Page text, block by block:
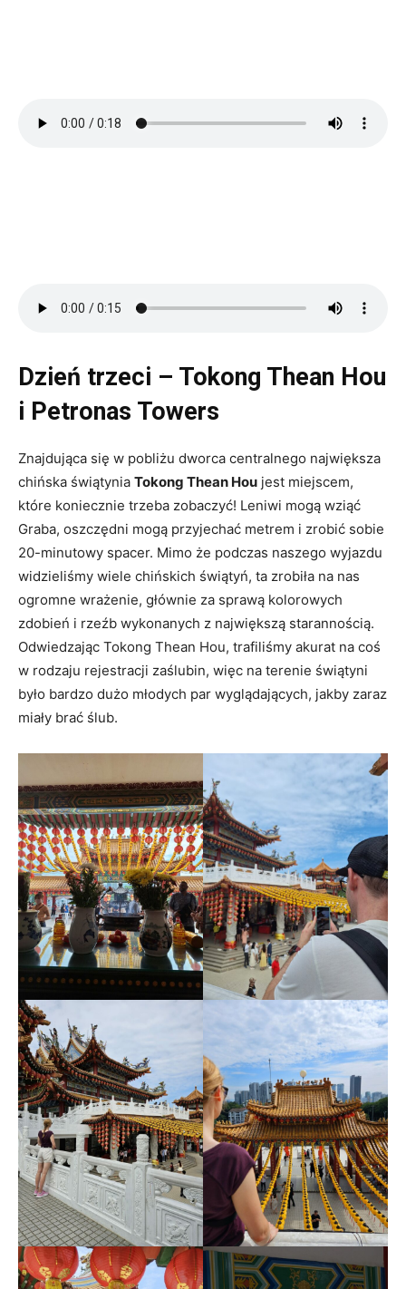
Dzień trzeci – Tokong Thean Hou
i Petronas Towers
Znajdująca się w pobliżu dworca centralnego największa
chińska świątynia Tokong Thean Hou jest miejscem,
które koniecznie trzeba zobaczyć! Leniwi mogą wziąć
Graba, oszczędni mogą przyjechać metrem i zrobić sobie
20-minutowy spacer. Mimo że podczas naszego wyjazdu
widzieliśmy wiele chińskich świątyń, ta zrobiła na nas
ogromne wrażenie, głównie za sprawą kolorowych
zdobień i rzeźb wykonanych z największą starannością.
Odwiedzając Tokong Thean Hou, trafiliśmy akurat na coś
w rodzaju rejestracji zaślubin, więc na terenie świątyni
było bardzo dużo młodych par wyglądających, jakby zaraz
miały brać ślub.